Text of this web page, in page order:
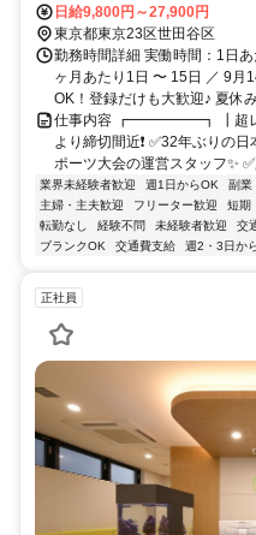
線「経堂駅」より徒歩20分
日給9,800円～27,900円
東京都東京23区世田谷区
勤務時間詳細 実働時間：1日
ヶ月あたり1日 〜 15日 ／ 9月
OK！登録だけも大歓迎♪ 夏休
仕事内容 ┏━━━━━┓ ┃超
より締切間近❗ ✅32年ぶりの
ポーツ大会の運営スタッフ✨
業界未経験者歓迎 週1日からOK 副業
主婦・主夫歓迎
フリーター歓迎 短期
転勤なし
経験不問 未経験者歓迎 交
ブランクOK
交通費支給 週2・3日か
正社員